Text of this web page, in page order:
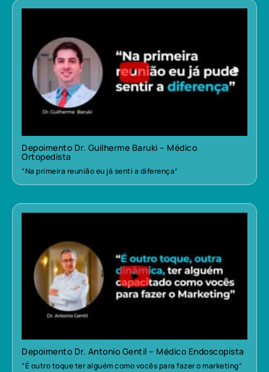
Depoimento Dr. Guilherme Baruki – Médico
Ortopedista
“Na primeira reunião eu já senti a diferença”
Depoimento Dr. Antonio Gentil – Médico Endoscopista
“É outro toque ter alguém como vocês para fazer o marketing”